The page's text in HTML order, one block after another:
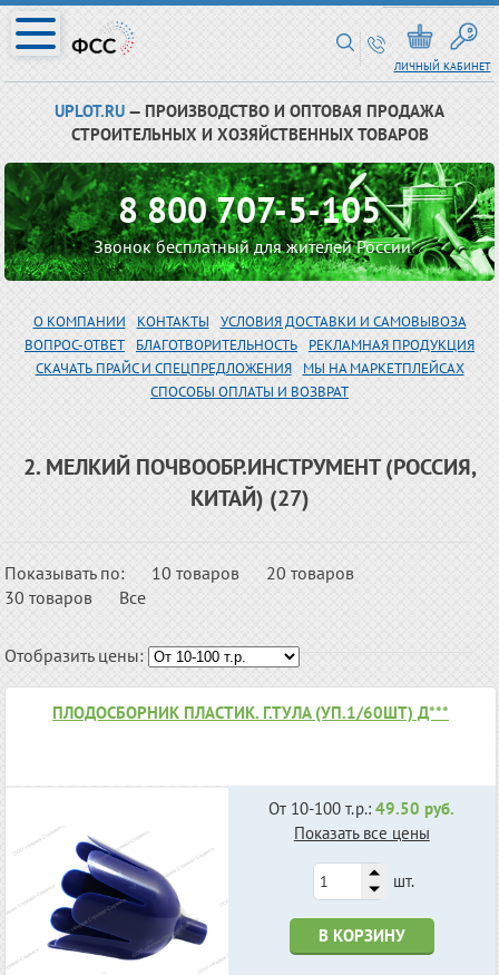
ЛИЧНЫЙ КАБИНЕТ
UPLOT.RU — ПРОИЗВОДСТВО И ОПТОВАЯ ПРОДАЖА
СТРОИТЕЛЬНЫХ И ХОЗЯЙСТВЕННЫХ ТОВАРОВ
8 800 707-5-105
Звонок бесплатный для жителей России
О КОМПАНИИ КОНТАКТЫ
УСЛОВИЯ ДОСТАВКИ И САМОВЫВОЗА
ВОПРОС-ОТВЕТ
БЛАГОТВОРИТЕЛЬНОСТЬ
РЕКЛАМНАЯ ПРОДУКЦИЯ
СКАЧАТЬ ПРАЙС И СПЕЦПРЕДЛОЖЕНИЯ
МЫ НА МАРКЕТПЛЕЙСАХ
СПОСОБЫ ОПЛАТЫ И ВОЗВРАТ
2. МЕЛКИЙ ПОЧВООБР.ИНСТРУМЕНТ (РОССИЯ,
КИТАЙ) (27)
Показывать по: 10 товаров
20 товаров
30 товаров
Все
Отобразить цены:
ПЛОДОСБОРНИК ПЛАСТИК. Г.ТУЛА (УП.1/60ШТ) Д***
От 10-100 т.р.:49.50 руб.
Показать все цены
шт.
В КОРЗИНУ